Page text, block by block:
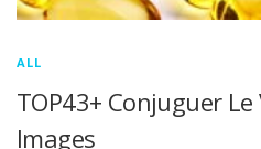
ALL
TOP43+ Conjuguer
Images